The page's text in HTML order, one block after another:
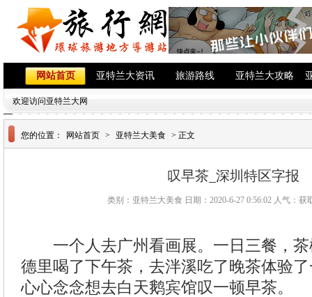
网站首页 亚特兰大资讯 旅游路线 亚特兰大攻略
欢迎访问亚特兰大网
您的位置： 网站首页 > 亚特兰大美食 > 正文
叹早茶_深圳特区字报
类别：亚特兰大美食 日期：2020-6-27 0:56:02 人气： 获
一个人去广州看画展。一日三餐，茶
德里喝了下午茶，去泮溪吃了晚茶体验
心心念念想去白天鹅宾馆叹一顿早茶。